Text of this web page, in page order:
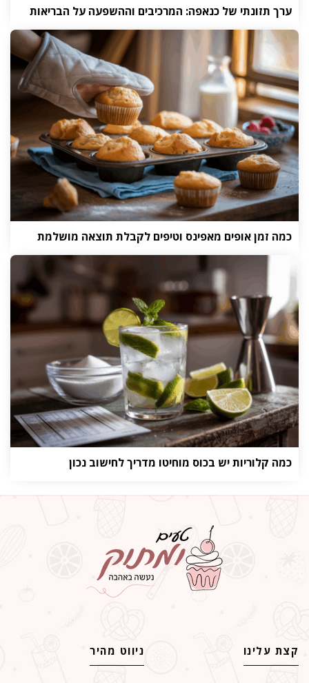
ערך תזונתי של כנאפה: המרכיבים וההשפעה על הבריאות
כמה זמן אופים מאפינס וטיפים לקבלת תוצאה מושלמת
כמה קלוריות יש בכוס מוחיטו מדריך לחישוב נכון
קצת עלינו ניווט מהיר